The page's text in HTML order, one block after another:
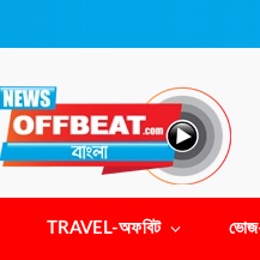
TRAVEL-অফবিট